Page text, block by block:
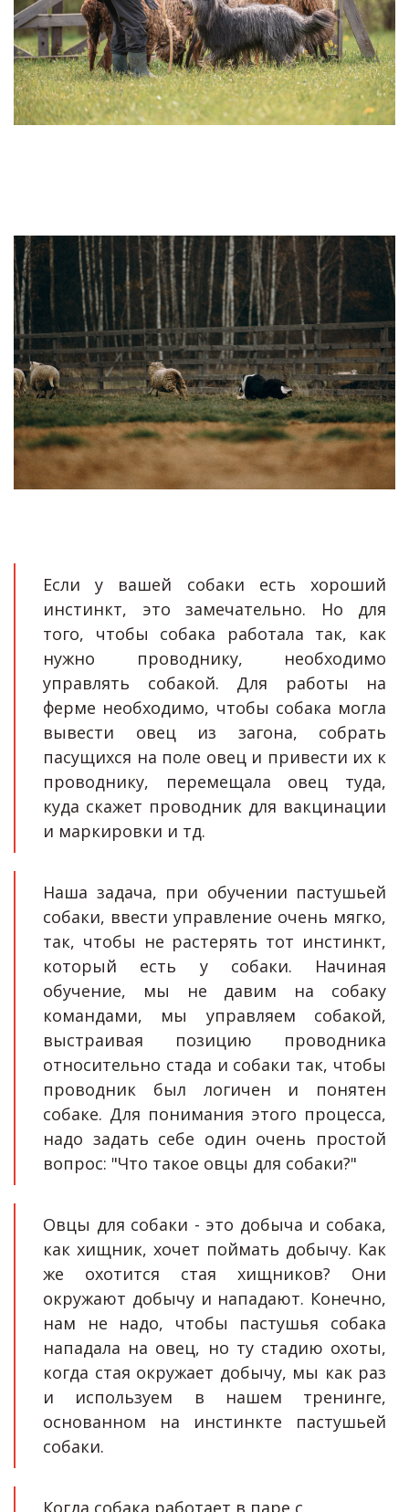
Если у вашей собаки есть хороший
инстинкт, это замечательно. Но для
того, чтобы собака работала так, как
нужно проводнику, необходимо
управлять собакой. Для работы на
ферме необходимо, чтобы собака могла
вывести овец из загона, собрать
пасущихся на поле овец и привести их к
проводнику, перемещала овец туда,
куда скажет проводник для вакцинации
и маркировки и тд.
Наша задача, при обучении пастушьей
собаки, ввести управление очень мягко,
так, чтобы не растерять тот инстинкт,
который есть у собаки. Начиная
обучение, мы не давим на собаку
командами, мы управляем собакой,
выстраивая позицию проводника
относительно стада и собаки так, чтобы
проводник был логичен и понятен
собаке. Для понимания этого процесса,
надо задать себе один очень простой
вопрос: "Что такое овцы для собаки?"
Овцы для собаки - это добыча и собака,
как хищник, хочет поймать добычу. Как
же охотится стая хищников? Они
окружают добычу и нападают. Конечно,
нам не надо, чтобы пастушья собака
нападала на овец, но ту стадию охоты,
когда стая окружает добычу, мы как раз
и используем в нашем тренинге,
основанном на инстинкте пастушьей
собаки.
Когда собака работает в паре с